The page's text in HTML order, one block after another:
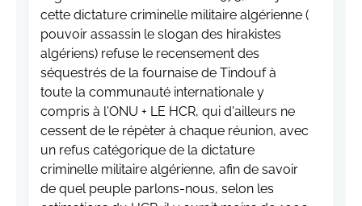
cette dictature criminelle militaire algérienne (
pouvoir assassin le slogan des hirakistes
algériens) refuse le recensement des
séquestrés de la fournaise de Tindouf à
toute la communauté internationale y
compris à l'ONU + LE HCR, qui d'ailleurs ne
cessent de le répèter à chaque réunion, avec
un refus catégorique de la dictature
criminelle militaire algérienne, afin de savoir
de quel peuple parlons-nous, selon les